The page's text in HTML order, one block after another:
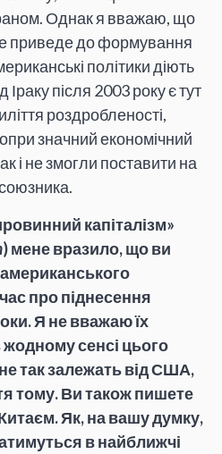
Однак я вважаю, що
приведе до формування
політики діють
після 2003 року є тут
роздробленості,
значний економічний
і не змогли поставити на
капіталізм»
) мене вразило, що ви
про піднесення
Я не вважаю їх
жодному сенсі цього
так залежать від США,
тому. Ви також пишете
Як, на вашу думку,
в найближчі